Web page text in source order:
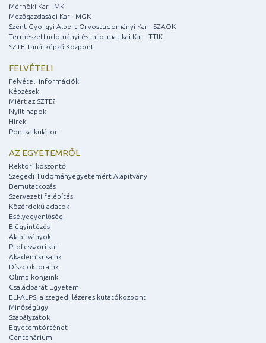
Mérnöki Kar - MK
Mezőgazdasági Kar - MGK
Szent-Györgyi Albert Orvostudományi Kar - SZAOK
Természettudományi és Informatikai Kar - TTIK
SZTE Tanárképző Központ
FELVÉTELI
Felvételi információk
Képzések
Miért az SZTE?
Nyílt napok
Hírek
Pontkalkulátor
AZ EGYETEMRŐL
Rektori köszöntő
Szegedi Tudományegyetemért Alapítvány
Bemutatkozás
Szervezeti felépítés
Közérdekű adatok
Esélyegyenlőség
E-ügyintézés
Alapítványok
Professzori kar
Akadémikusaink
Díszdoktoraink
Olimpikonjaink
Családbarát Egyetem
ELI-ALPS, a szegedi lézeres kutatóközpont
Minőségügy
Szabályzatok
Egyetemtörténet
Centenárium